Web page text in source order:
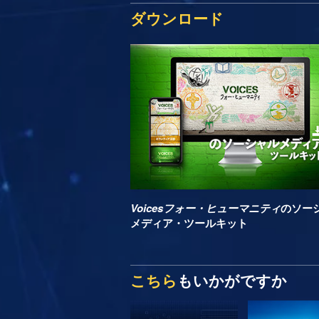
ダウンロード
Voicesフォー・ヒューマニティのソー
メディア・ツールキット
こちら もいかがですか